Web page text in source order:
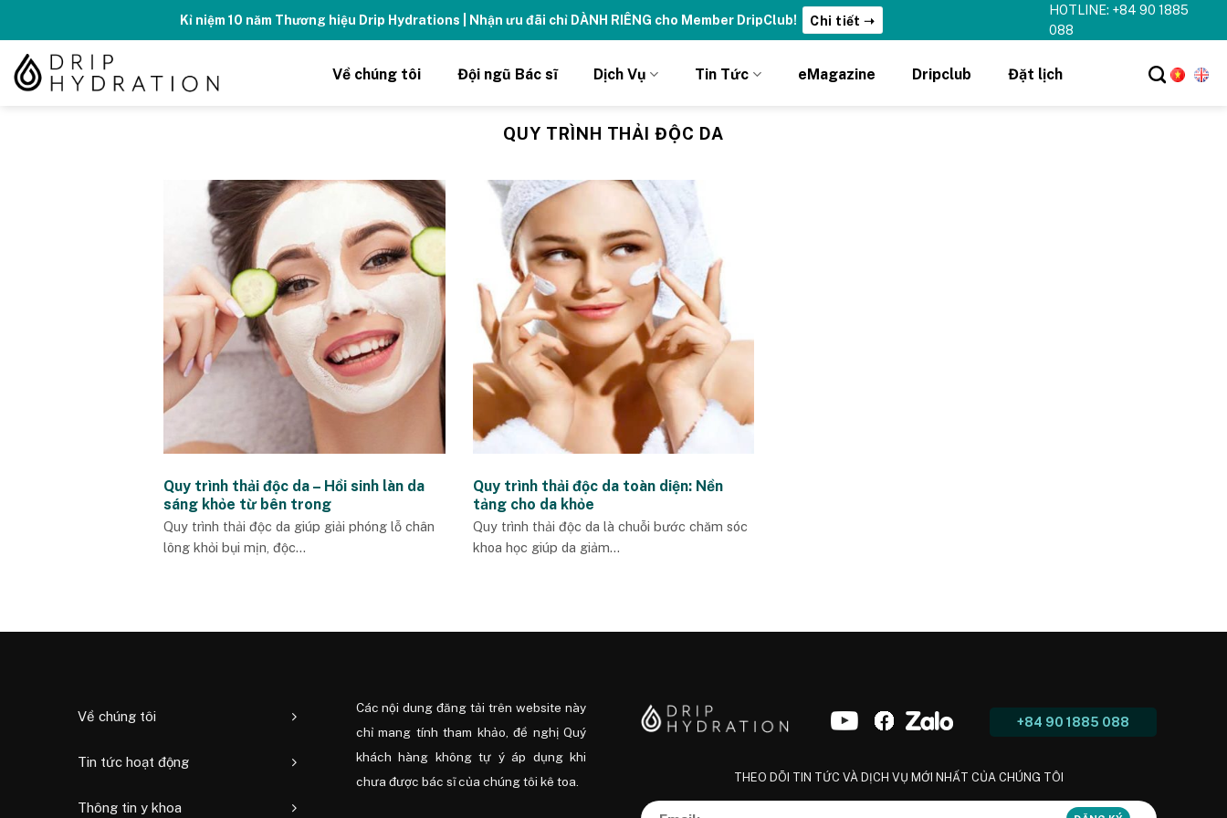
content
Kỉ niệm 10 năm Thương hiệu Drip Hydrations | Nhận ưu đãi chỉ DÀNH RIÊNG cho Member DripClub! Chi tiết ➝
HOTLINE: +84 90 1885
088
Về chúng tôi Đội ngũ Bác sĩ Dịch Vụ Tin Tức eMagazine Dripclub Đặt lịch
QUY TRÌNH THẢI ĐỘC DA
Quy trình thải độc da – Hồi sinh làn da
sáng khỏe từ bên trong
Quy trình thải độc da giúp giải phóng lỗ chân
lông khỏi bụi mịn, độc...
Quy trình thải độc da toàn diện: Nền
tảng cho da khỏe
Quy trình thải độc da là chuỗi bước chăm sóc
khoa học giúp da giảm...
Về chúng tôi
Tin tức hoạt động
Thông tin y khoa
Các nội dung đăng tải trên website này
chỉ mang tính tham khảo, đề nghị Quý
khách hàng không tự ý áp dụng khi
chưa được bác sĩ của chúng tôi kê toa.
+84 90 1885 088
THEO DÕI TIN TỨC VÀ DỊCH VỤ MỚI NHẤT CỦA CHÚNG TÔI